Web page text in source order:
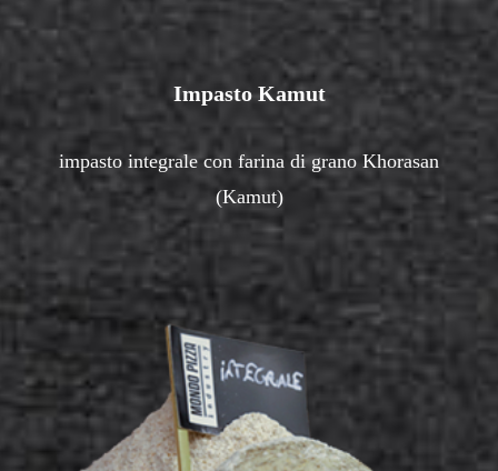
Impasto Kamut
impasto integrale con farina di grano Khorasan
(Kamut)